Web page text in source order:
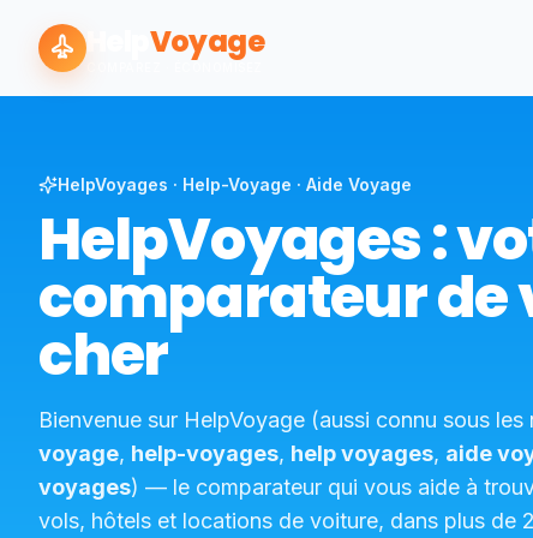
Voyage
HelpVoyages · Help-Voyage · Aide Voyage
HelpVoyages :
comparateur de
cher
Bienvenue sur HelpVoyage (aussi connu sous les
voyage, help-voyages, help voyages, aide
voyages) — le comparateur qui vous aide à
vols, hôtels et locations de voiture, dans plus de